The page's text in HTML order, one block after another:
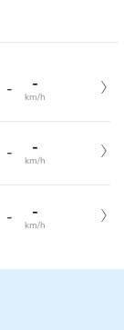
- -
km/h
- -
km/h
- -
km/h